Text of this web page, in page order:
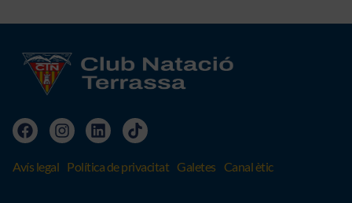
Avís legal Política de privacitat Galetes Canal ètic